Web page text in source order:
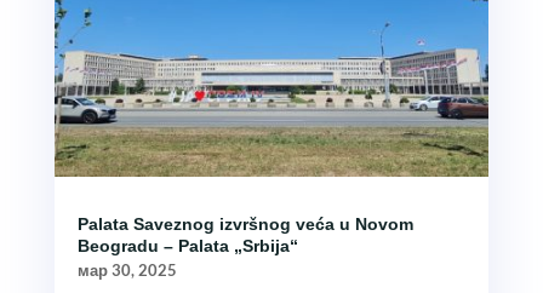
Palata Saveznog izvršnog veća u Novom
Beogradu – Palata „Srbija“
мар 30, 2025